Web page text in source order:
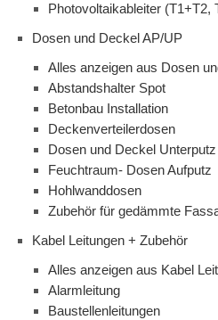
Photovoltaikableiter (T1+T2,
Dosen und Deckel AP/UP
Alles anzeigen aus Dosen
Abstandshalter Spot
Betonbau Installation
Deckenverteilerdosen
Dosen und Deckel Unterputz
Feuchtraum- Dosen Aufputz
Hohlwanddosen
Zubehör für gedämmte
Kabel Leitungen + Zubehör
Alles anzeigen aus Kabel
Alarmleitung
Baustellenleitungen